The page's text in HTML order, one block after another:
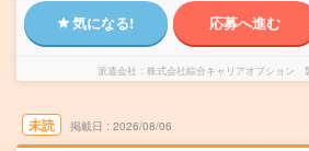
気になる! 応募へ進む
派遣会社 株式会社綜合キャリアオプション
未読 掲載日 2026/08/06